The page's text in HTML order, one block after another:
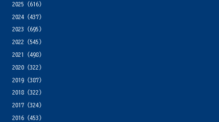
2025 (616)
2024(437)
2023 (695)
2022 (545)
2021
(498)
2020(322)
2019(387)
2018(322)
2017(324)
2016(453)